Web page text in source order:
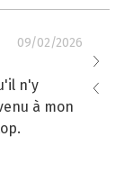
09/02/2026
n'y
à mon
La